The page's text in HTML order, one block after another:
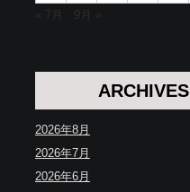
« 7月 9月 »
ARCHIVES
2026年8月
2026年7月
2026年6月